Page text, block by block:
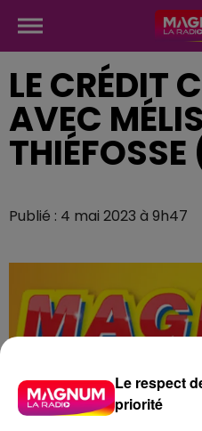
LE CRÉDIT
AVEC
Publié : 4 mai 2023 à 9h47
Le respect
priorité